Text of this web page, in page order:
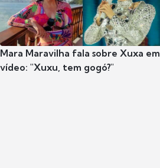
Mara Maravilha fala sobre Xuxa em
vídeo: "Xuxu, tem gogó?"